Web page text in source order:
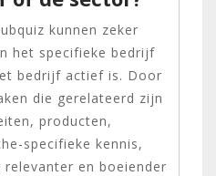
kunnen zeker
het specifieke bedrijf
bedrijf actief is. Door
die gerelateerd zijn
producten,
specifieke kennis,
en boeiender